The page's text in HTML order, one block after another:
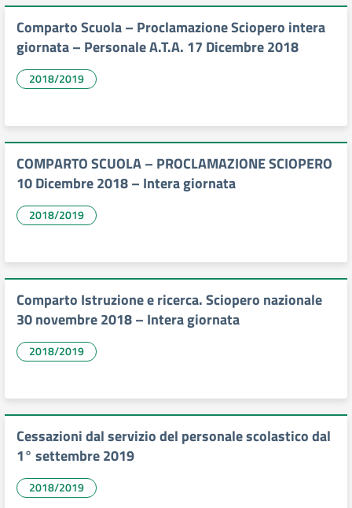
Comparto Scuola – Proclamazione Sciopero intera
giornata – Personale A.T.A. 17 Dicembre 2018
2018/2019
COMPARTO SCUOLA – PROCLAMAZIONE SCIOPERO
10 Dicembre 2018 – Intera giornata
2018/2019
Comparto Istruzione e ricerca. Sciopero nazionale
30 novembre 2018 – Intera giornata
2018/2019
Cessazioni dal servizio del personale scolastico dal
1° settembre 2019
2018/2019